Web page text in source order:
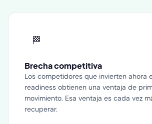
🏁
Brecha competitiva
Los competidores que invierten ahora
readiness obtienen una ventaja de
movimiento. Esa ventaja es cada vez
recuperar.